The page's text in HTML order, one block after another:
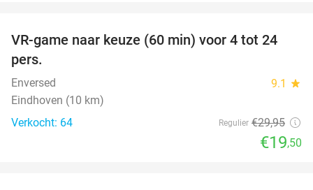
35%
VR-game naar keuze (60 min) voor 4 tot 24
pers.
Enversed 9.1 star
Eindhoven (10 km)
Verkocht: 64
Regulier €29,95
€19,50